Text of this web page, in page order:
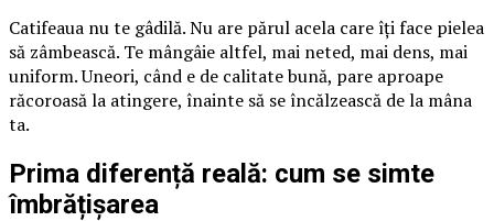
Catifeaua nu te gâdilă. Nu are părul acela care îți face pielea
să zâmbească. Te mângâie altfel, mai neted, mai dens, mai
uniform. Uneori, când e de calitate bună, pare aproape
răcoroasă la atingere, înainte să se încălzească de la mâna
ta.
Prima diferență reală: cum se simte
îmbrățișarea